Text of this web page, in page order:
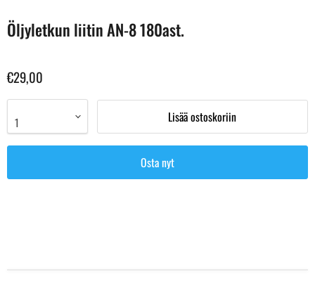
Öljyletkun liitin AN-8 180ast.
€29,00
Lisää ostoskoriin
Osta nyt